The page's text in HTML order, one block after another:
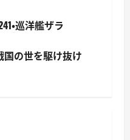
・巡洋艦ザラ
の世を駆け抜け